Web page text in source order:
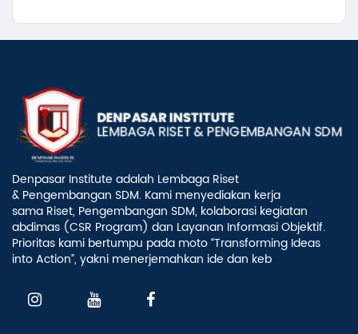
Denpasar Institute adalah Lembaga Riset
& Pengembangan SDM. Kami menyediakan kerja
sama Riset, Pengembangan SDM, kolaborasi kegiatan
abdimas (CSR Program) dan Layanan Informasi Objektif.
Prioritas kami bertumpu pada moto “Transforming Ideas
into Action”, yakni menerjemahkan ide dan keb